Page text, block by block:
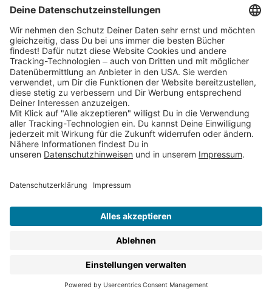
Partnerprogramm (Affiliate)
Folge uns auf
* Versandkostenfrei ab 9,00 € Bestellwert innerhalb
Deutschlands
** Lieferzeit 1-3 Werktage innerhalb Deutschlands
Thienemann-Esslinger Verlag GmbH, Blumenstraße 36, D-70182